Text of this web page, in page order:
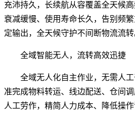
充沛持久，长续航从容覆盖全天候
衰减缓慢、使用寿命长久，告别频
定输出，全天候守护不间断物流流转
全域智能无人，流转高效迅捷
全域无人化自主作业，无需人
准完成物料转运、线边配送、仓间
人工劳作，精简人力成本、降低操